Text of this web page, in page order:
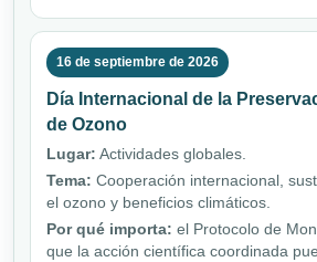
16 de septiembre de 2026
Día Internacional de la
de Ozono
Lugar: Actividades globales.
Tema: Cooperación internacional,
el ozono y beneficios climáticos.
Por qué importa: el Protocolo de
que la acción científica coordinada